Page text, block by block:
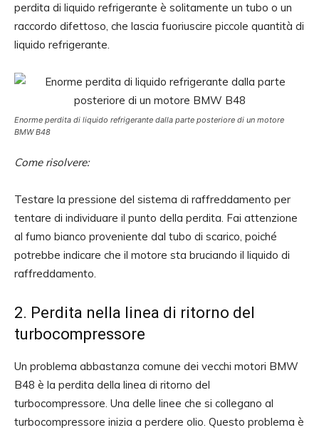
perdita di liquido refrigerante è solitamente un tubo o un
raccordo difettoso, che lascia fuoriuscire piccole quantità di
liquido refrigerante.
Enorme perdita di liquido refrigerante dalla parte posteriore di un motore
BMW B48
Come risolvere:
Testare la pressione del sistema di raffreddamento per
tentare di individuare il punto della perdita. Fai attenzione
al fumo bianco proveniente dal tubo di scarico, poiché
potrebbe indicare che il motore sta bruciando il liquido di
raffreddamento.
2. Perdita nella linea di ritorno del
turbocompressore
Un problema abbastanza comune dei vecchi motori BMW
B48 è la perdita della linea di ritorno del
turbocompressore. Una delle linee che si collegano al
turbocompressore inizia a perdere olio. Questo problema è